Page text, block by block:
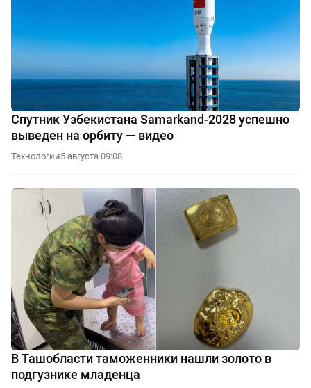
Спутник Узбекистана Samarkand-2028 успешно
выведен на орбиту — видео
Технологии5 августа 09:08
В Ташобласти таможенники нашли золото в
подгузнике младенца